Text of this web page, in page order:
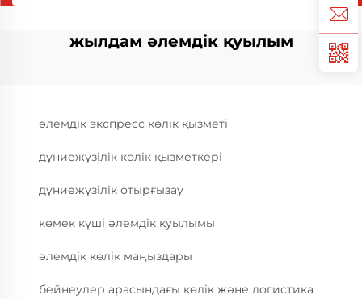
жылдам әлемдік қуылым
әлемдік экспресс көлік қызметі
дүниежүзілік көлік қызметкері
дүниежүзілік отырғызау
көмек күші әлемдік қуылымы
әлемдік көлік маңыздары
бейнеулер арасындағы көлік және логистика